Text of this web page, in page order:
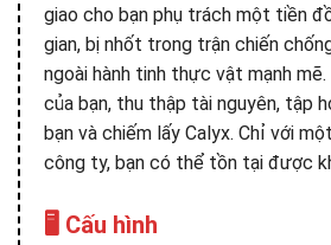
giao cho bạn phụ trách một tiền
gian, bị nhốt trong trận chiến
ngoài hành tinh thực vật mạnh
của bạn, thu thập tài nguyên, tập
bạn và chiếm lấy Calyx. Chỉ với
công ty, bạn có thể tồn tại được
🖥️ Cấu hình